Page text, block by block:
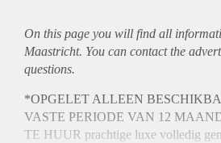
On this page you will find all
Maastricht. You can contact the
questions.
*OPGELET ALLEEN
VASTE PERIODE VAN 12
TE HUUR prachtige luxe volledig